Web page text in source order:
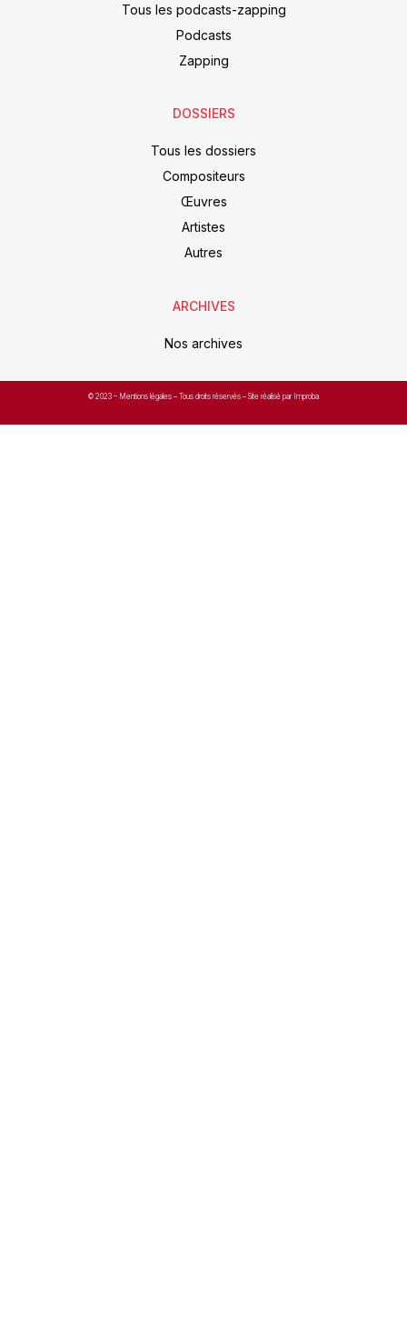
Tous les podcasts-zapping
Podcasts
Zapping
DOSSIERS
Tous les dossiers
Compositeurs
Œuvres
Artistes
Autres
ARCHIVES
Nos archives
© 2023 – Mentions légales – Tous droits réservés – Site réalisé par Improba